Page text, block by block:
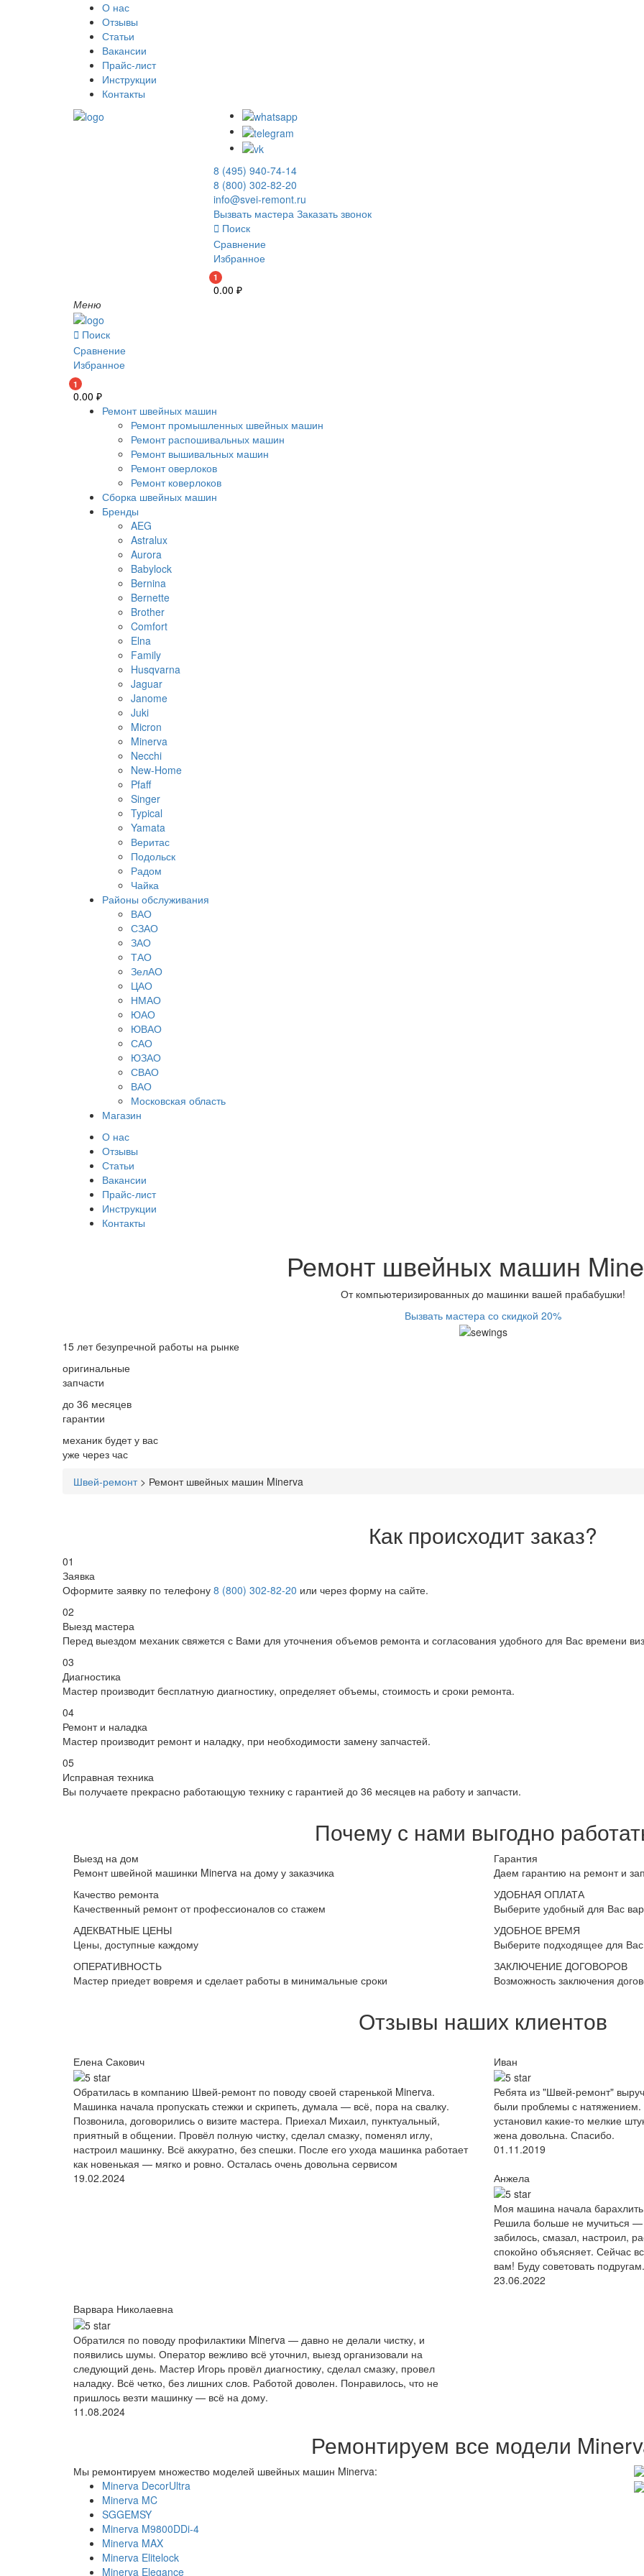
О нас
Отзывы
Статьи
Вакансии
Прайс-лист
Инструкции
Контакты
8 (495) 940-74-14
8 (800) 302-82-20
info@svei-remont.ru
Вызвать мастера Заказать звонок
Поиск
Сравнение
Избранное
1
0.00 ₽
Меню
Поиск
Сравнение
Избранное
1
0.00 ₽
Ремонт швейных машин
Ремонт промышленных швейных машин
Ремонт распошивальных машин
Ремонт вышивальных машин
Ремонт оверлоков
Ремонт коверлоков
Сборка швейных машин
Бренды
AEG
Astralux
Aurora
Babylock
Bernina
Bernette
Brother
Comfort
Elna
Family
Husqvarna
Jaguar
Janome
Juki
Micron
Minerva
Necchi
New-Home
Pfaff
Singer
Typical
Yamata
Веритас
Подольск
Радом
Чайка
Районы обслуживания
ВАО
СЗАО
ЗАО
ТАО
ЗелАО
ЦАО
НМАО
ЮАО
ЮВАО
САО
ЮЗАО
СВАО
ВАО
Московская область
Магазин
О нас
Отзывы
Статьи
Вакансии
Прайс-лист
Инструкции
Контакты
Ремонт швейных машин
От компьютеризированных до машинки вашей прабабушки!
Вызвать мастера со скидкой 20%
15 летбезупречной работы на рынке
оригинальные
запчасти
до 36 месяцев
гарантии
механик будет у вас
уже через час
Швей-ремонт> Ремонт швейных машин Minerva
Как происходит заказ?
01
Заявка
Оформите заявку по телефону 8 (800) 302-82-20 или через форму на сайте.
02
Выезд мастера
Перед выездом механик свяжется с Вами для уточнения объемов ремонта и согласования удобного для Вас времени
03
Диагностика
Мастер производит бесплатную диагностику, определяет объемы, стоимость и сроки ремонта.
04
Ремонт и наладка
Мастер производит ремонт и наладку, при необходимости замену запчастей.
05
Исправная техника
Вы получаете прекрасно работающую технику с гарантией до 36 месяцев на работу и запчасти.
Почему с нами выгодно
Выезд на дом
Ремонт швейной машинки Minerva на дому у заказчика
Гарантия
Даем гарантию на ремонт и
Качество ремонта
Качественный ремонт от профессионалов со стажем
УДОБНАЯ ОПЛАТА
Выберите удобный для Вас
АДЕКВАТНЫЕ ЦЕНЫ
Цены, доступные каждому
УДОБНОЕ ВРЕМЯ
Выберите подходящее для
ОПЕРАТИВНОСТЬ
Мастер приедет вовремя и сделает работы в минимальные сроки
ЗАКЛЮЧЕНИЕ ДОГОВОРОВ
Возможность заключения
Отзывы наших клиентов
Елена Сакович
Обратилась в компанию Швей-ремонт по поводу своей старенькой Minerva.
Машинка начала пропускать стежки и скрипеть, думала — всё, пора на свалку.
Позвонила, договорились о визите мастера. Приехал Михаил, пунктуальный,
приятный в общении. Провёл полную чистку, сделал смазку, поменял иглу,
настроил машинку. Всё аккуратно, без спешки. После его ухода машинка работает
как новенькая — мягко и ровно. Осталась очень довольна сервисом
19.02.2024
Иван
Ребята из "Швей-ремонт"
были проблемы с натяжением.
установил какие-то мелкие
жена довольна. Спасибо.
01.11.2019
Анжела
Моя машина начала
Решила больше не мучиться —
забилось, смазал, настроил,
спокойно объясняет. Сейчас
вам! Буду советовать подругам.
23.06.2022
Варвара Николаевна
Обратился по поводу профилактики Minerva — давно не делали чистку, и
появились шумы. Оператор вежливо всё уточнил, выезд организовали на
следующий день. Мастер Игорь провёл диагностику, сделал смазку, провел
наладку. Всё четко, без лишних слов. Работой доволен. Понравилось, что не
пришлось везти машинку — всё на дому.
11.08.2024
Ремонтируем все модели
Мы ремонтируем множество моделей швейных машин Minerva:
Minerva DecorUltra
Minerva MC
SGGEMSY
Minerva M9800DDi-4
Minerva MAX
Minerva Elitelock
Minerva Elegance